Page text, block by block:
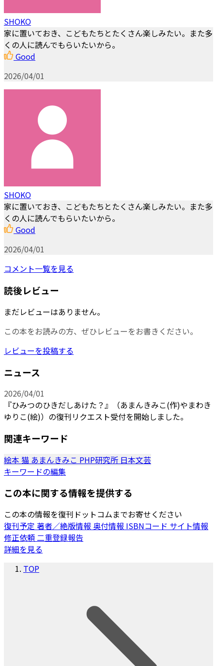
SHOKO
家に置いておき、こどもたちとたくさん楽しみたい。また多
くの人に読んでもらいたいから。
Good
2026/04/01
SHOKO
家に置いておき、こどもたちとたくさん楽しみたい。また多
くの人に読んでもらいたいから。
Good
2026/04/01
コメント一覧を見る
読後レビュー
まだレビューはありません。
この本をお読みの方、ぜひレビューをお書きください。
レビューを投稿する
ニュース
2026/04/01
『ひみつのひきだしあけた？』（あまんきみこ(作)やまわき
ゆりこ(絵)）の復刊リクエスト受付を開始しました。
関連キーワード
絵本 猫 あまんきみこ PHP研究所 日本文芸
キーワードの編集
この本に関する情報を提供する
この本の情報を復刊ドットコムまでお寄せください
復刊予定 著者／絶版情報 奥付情報 ISBNコード サイト情報
修正依頼二重登録報告
詳細を見る
TOP